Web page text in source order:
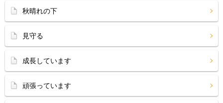
秋晴れの下
見守る
成長しています
頑張っています